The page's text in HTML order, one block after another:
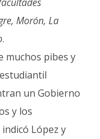
Morón, La
.
muchos pibes y
un Gobierno
y los
López y